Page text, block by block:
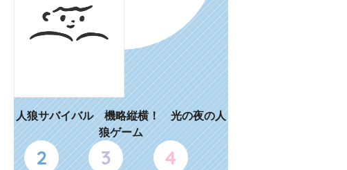
人狼サバイバル 機略縦横！ 光の夜の人
狼ゲーム
2 3 4